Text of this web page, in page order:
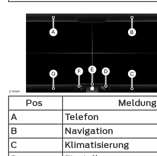
Pos
Meldung
A
Telefon
B
Navigation
C
Klimatisierung